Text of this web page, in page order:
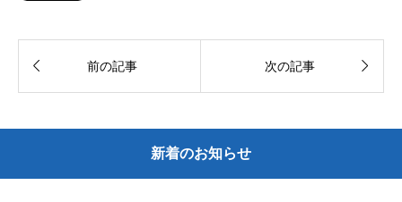
 前の記事 次の記事 
新着のお知らせ